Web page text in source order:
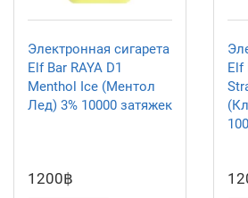
Электронная сигарета
Elf Bar RAYA D1
Menthol Ice (Ментол
Лед) 3% 10000 затяжек
1200฿
Elf